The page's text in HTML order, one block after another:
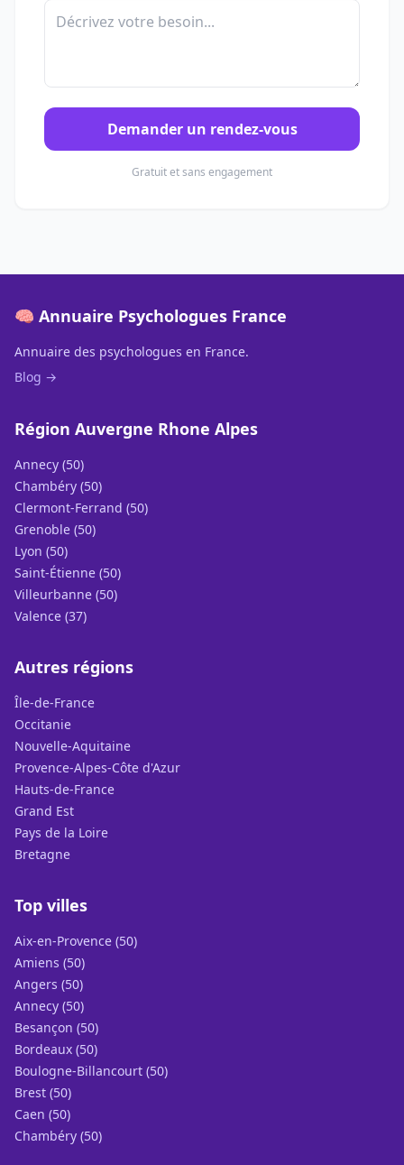
Demander un rendez-vous
Gratuit et sans engagement
🧠 Annuaire Psychologues France
Annuaire des psychologues en France.
Blog →
Région Auvergne Rhone Alpes
Annecy (50)
Chambéry (50)
Clermont-Ferrand (50)
Grenoble (50)
Lyon (50)
Saint-Étienne (50)
Villeurbanne (50)
Valence (37)
Autres régions
Île-de-France
Occitanie
Nouvelle-Aquitaine
Provence-Alpes-Côte d'Azur
Hauts-de-France
Grand Est
Pays de la Loire
Bretagne
Top villes
Aix-en-Provence (50)
Amiens (50)
Angers (50)
Annecy (50)
Besançon (50)
Bordeaux (50)
Boulogne-Billancourt (50)
Brest (50)
Caen (50)
Chambéry (50)